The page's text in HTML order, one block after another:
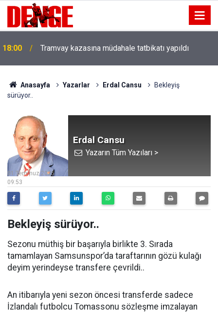
18:00 Tramvay kazasına müdahale tatbikatı yapıldı
Anasayfa Yazarlar Erdal Cansu
Bekleyiş
sürüyor..
Erdal Cansu
Yazarın Tüm Yazıları >
09:53
01 Temmuz 2025
Bekleyiş sürüyor..
Sezonu müthiş bir başarıyla birlikte 3. Sırada
tamamlayan Samsunspor’da taraftarının gözü kulağı
deyim yerindeyse transfere çevrildi..
An itibarıyla yeni sezon öncesi transferde sadece
İzlandalı futbolcu Tomassonu sözleşme imzalayan